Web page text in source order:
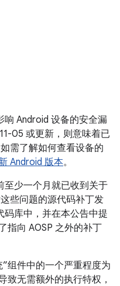
响 Android 设备的安全漏
05 或更新，则意味着已
需了解如何查看设备的
Android 版本。
至少一个月就已收到关于
些问题的源代码补丁发
码库中，并在本公告中提
指向 AOSP 之外的补丁
组件中的一个严重程度为
致无需额外的执行特权，